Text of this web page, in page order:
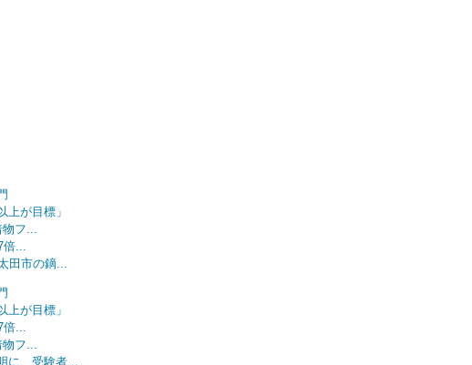
が目標」
フ...
倍...
田市の鏑...
が目標」
倍...
フ...
に 受験者...